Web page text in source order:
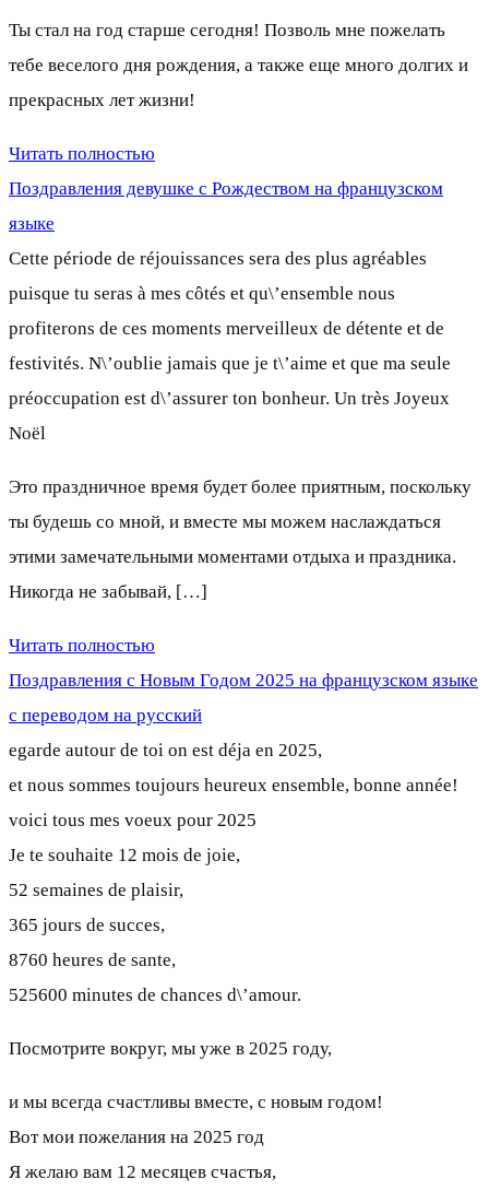
Ты стал на год старше сегодня! Позволь мне пожелать
тебе веселого дня рождения, а также еще много долгих и
прекрасных лет жизни!
Читать полностью
Поздравления девушке с Рождеством на французском
языке
Cette période de réjouissances sera des plus agréables
puisque tu seras à mes côtés et qu\’ensemble nous
profiterons de ces moments merveilleux de détente et de
festivités. N\’oublie jamais que je t\’aime et que ma seule
préoccupation est d\’assurer ton bonheur. Un très Joyeux
Noël
Это праздничное время будет более приятным, поскольку
ты будешь со мной, и вместе мы можем наслаждаться
этими замечательными моментами отдыха и праздника.
Никогда не забывай, […]
Читать полностью
Поздравления с Новым Годом 2025 на французском языке
с переводом на русский
egarde autour de toi on est déja en 2025,
et nous sommes toujours heureux ensemble, bonne année!
voici tous mes voeux pour 2025
Je te souhaite 12 mois de joie,
52 semaines de plaisir,
365 jours de succes,
8760 heures de sante,
525600 minutes de chances d\’amour.
Посмотрите вокруг, мы уже в 2025 году,
и мы всегда счастливы вместе, с новым годом!
Вот мои пожелания на 2025 год
Я желаю вам 12 месяцев счастья,